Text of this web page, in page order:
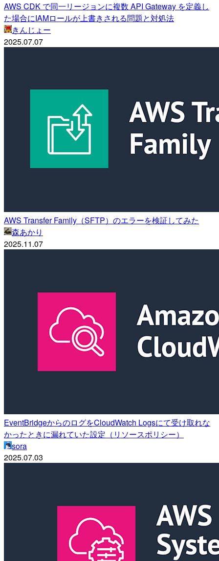
AWS CDK で同一リージョンに複数 API Gateway を定義し
た場合にIAMロールが上書きされる問題と対処法
きんじょー
2025.07.07
AWS Transfer Family（SFTP）のエラーを検証してみた
森あかり
2025.11.07
EventBridgeからのログをCloudWatch Logsにて受け取れな
かったときに漏れていた設定（リソースポリシー）
sora
2025.07.03